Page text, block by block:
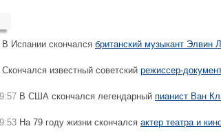
В Испании скончался британский музыкант Элвин
Скончался известный советский режиссер-
В США скончался легендарный пианист Ван
На 79 году жизни скончался актер театра и